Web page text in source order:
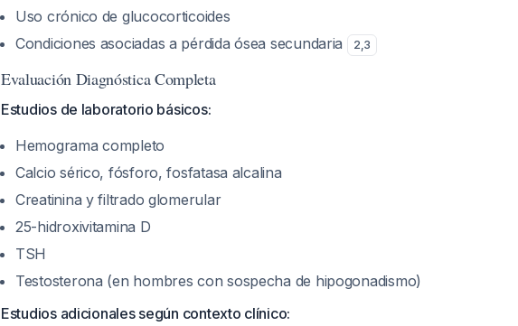
Uso crónico de glucocorticoides
Condiciones asociadas a pérdida ósea secundaria
2,3
Evaluación Diagnóstica Completa
Estudios de laboratorio básicos:
Hemograma completo
Calcio sérico, fósforo, fosfatasa alcalina
Creatinina y filtrado glomerular
25-hidroxivitamina D
TSH
Testosterona (en hombres con sospecha de hipogonadismo)
Estudios adicionales según contexto clínico: